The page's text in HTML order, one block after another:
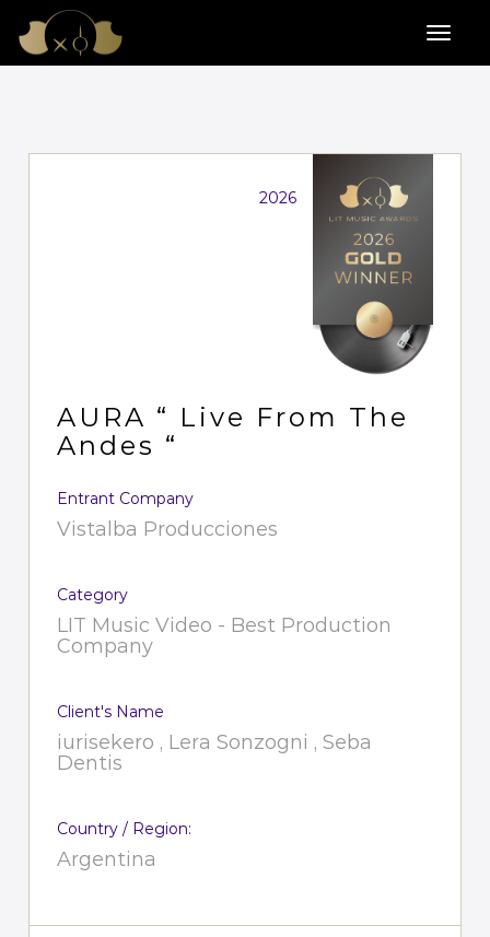
2026
AURA “ Live From The
Andes “
Entrant Company
Vistalba Producciones
Category
LIT Music Video - Best Production
Company
Client's Name
iurisekero , Lera Sonzogni , Seba
Dentis
Country / Region:
Argentina